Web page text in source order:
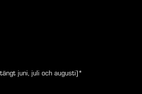
juni, juli och augusti)*